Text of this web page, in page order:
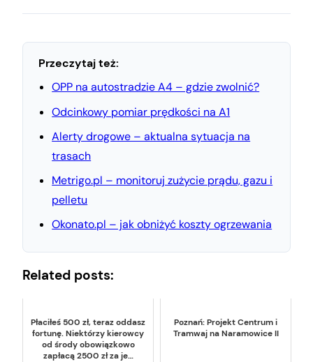
Przeczytaj też:
OPP na autostradzie A4 – gdzie zwolnić?
Odcinkowy pomiar prędkości na A1
Alerty drogowe – aktualna sytuacja na
trasach
Metrigo.pl – monitoruj zużycie prądu, gazu i
pelletu
Okonato.pl – jak obniżyć koszty ogrzewania
Related posts:
Płaciłeś 500 zł, teraz oddasz
fortunę. Niektórzy kierowcy
od środy obowiązkowo
zapłacą 2500 zł za je…
Poznań: Projekt Centrum i
Tramwaj na Naramowice II